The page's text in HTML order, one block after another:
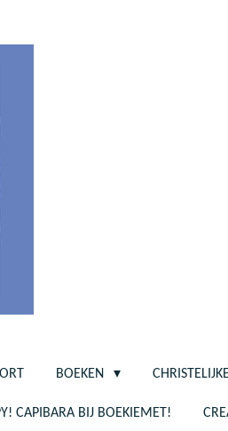
BOEKEN
CAPIBARA BIJ BOEKIEMET!